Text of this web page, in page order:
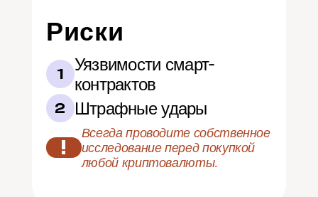
Риски
1
Уязвимости смарт-
контрактов
2 Штрафные удары
!
Всегда проводите собственное
исследование перед покупкой
любой криптовалюты.